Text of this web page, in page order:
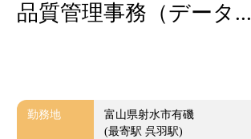
品質管理事務（データ...
勤務地
富山県射水市有磯
(最寄駅 呉羽駅)